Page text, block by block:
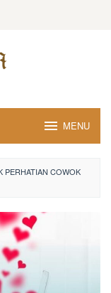
MENU
PERHATIAN COWOK